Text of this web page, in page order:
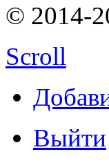
© 2014-
Scroll
Выйти